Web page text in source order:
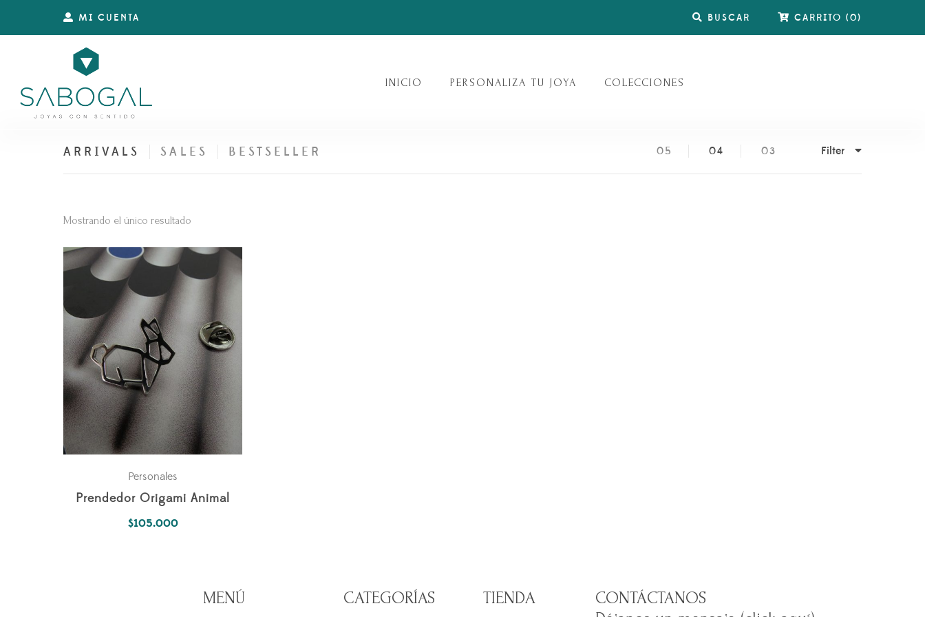
MI CUENTA BUSCAR CARRITO (0)
INICIO PERSONALIZA TU JOYA COLECCIONES
ARRIVALS SALES BESTSELLER 05 04 03 Filter
Mostrando el único resultado
Personales
Prendedor Origami Animal
$105.000
MENÚ CATEGORÍAS TIENDA
CONTÁCTANOS